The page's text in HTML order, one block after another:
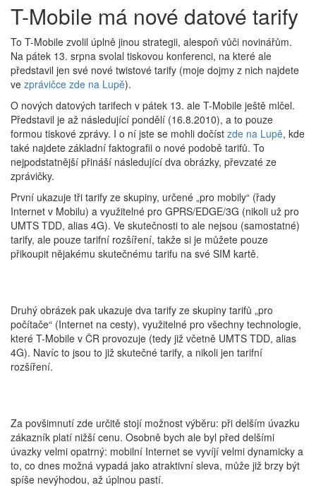
T-Mobile má nové datové tarify
To T-Mobile zvolil úplně jinou strategii, alespoň vůči novinářům.
Na pátek 13. srpna svolal tiskovou konferenci, na které ale
představil jen své nové twistové tarify (moje dojmy z nich najdete
ve zprávičce zde na Lupě).
O nových datových tarifech v pátek 13. ale T-Mobile ještě mlčel.
Představil je až následující pondělí (16.8.2010), a to pouze
formou tiskové zprávy. I o ní jste se mohli dočíst zde na Lupě, kde
také najdete základní faktografii o nové podobě tarifů. To
nejpodstatnější přináší následující dva obrázky, převzaté ze
zprávičky.
První ukazuje tři tarify ze skupiny, určené „pro mobily“ (řady
Internet v Mobilu) a využitelné pro GPRS/EDGE/3G (nikoli už pro
UMTS TDD, alias 4G). Ve skutečnosti to ale nejsou (samostatné)
tarify, ale pouze tarifní rozšíření, takže si je můžete pouze
přikoupit nějakému skutečnému tarifu na své SIM kartě.
Druhý obrázek pak ukazuje dva tarify ze skupiny tarifů „pro
počítače“ (Internet na cesty), využitelné pro všechny technologie,
které T-Mobile v ČR provozuje (tedy již včetně UMTS TDD, alias
4G). Navíc to jsou to již skutečné tarify, a nikoli jen tarifní
rozšíření.
Za povšimnutí zde určitě stojí možnost výběru: při delším úvazku
zákazník platí nižší cenu. Osobně bych ale byl před delšími
úvazky velmi opatrný: mobilní Internet se vyvíjí velmi dynamicky a
to, co dnes možná vypadá jako atraktivní sleva, může již brzy být
spíše nevýhodou, až úplnou pastí.